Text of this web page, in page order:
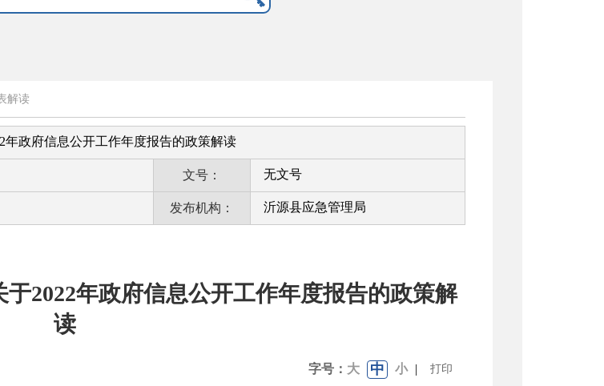
解读
年政府信息公开工作年度报告的政策解读
文号： 无文号
发布机构： 沂源县应急管理局
于2022年政府信息公开工作年度报告的政策解
读
字号： 大 中 小 | 打印